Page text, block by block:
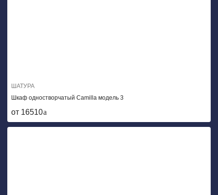
ШАТУРА
Шкаф одностворчатый Camilla модель 3
от 16510